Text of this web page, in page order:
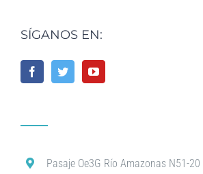
SÍGANOS EN:
Pasaje Oe3G Río Amazonas N51-